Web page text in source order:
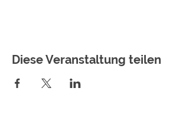
Diese Veranstaltung teilen